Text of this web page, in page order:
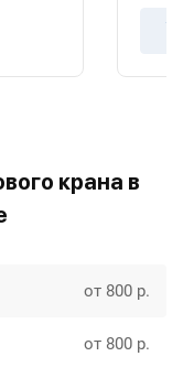
крана в
от 800 р.
от 800 р.